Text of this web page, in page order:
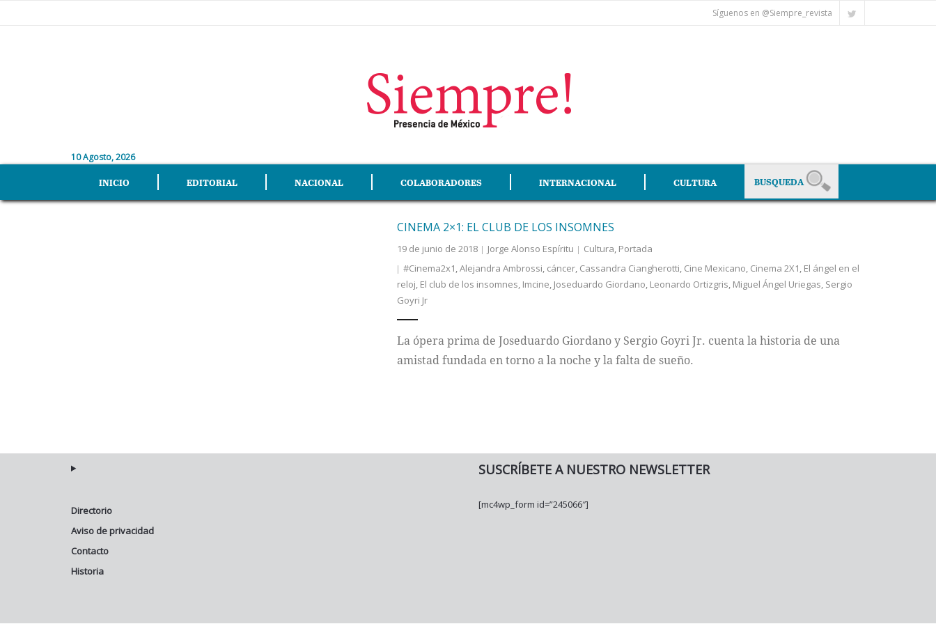
Síguenos en @Siempre_revista
10 Agosto, 2026
INICIO EDITORIAL NACIONAL COLABORADORES INTERNACIONAL CULTURA
CINEMA 2×1: EL CLUB DE LOS INSOMNES
19 de junio de 2018 Jorge Alonso Espíritu Cultura, Portada
#Cinema2x1,Alejandra Ambrossi, cáncer, Cassandra Ciangherotti, Cine Mexicano, Cinema 2X1, El ángel en el
reloj, El club de los insomnes, Imcine, Joseduardo Giordano, Leonardo Ortizgris, Miguel Ángel Uriegas, Sergio
Goyri Jr
La ópera prima de Joseduardo Giordano y Sergio Goyri Jr. cuenta la historia de una
amistad fundada en torno a la noche y la falta de sueño.
Directorio
Aviso de privacidad
Contacto
Historia
SUSCRÍBETE A NUESTRO NEWSLETTER
[mc4wp_form id=”245066″]